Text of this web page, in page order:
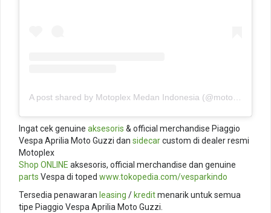
Ingat cek genuine aksesoris & official merchandise Piaggio
Vespa Aprilia Moto Guzzi dan sidecarcustom di dealer resmi
Motoplex
Shop ONLINE aksesoris, official merchandise dan genuine
parts Vespa di toped www.tokopedia.com/vesparkindo
Tersedia penawaran leasing / kreditmenarik untuk semua
tipe Piaggio Vespa Aprilia Moto Guzzi.